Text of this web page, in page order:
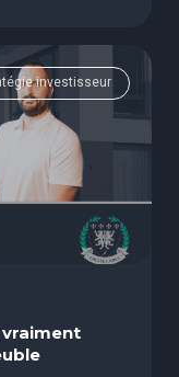
investisseur
vraiment